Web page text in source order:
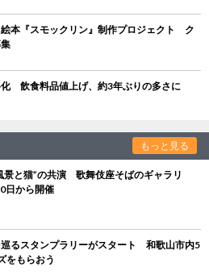
本『スモックリン』制作プロジェクト ク
化 飲食料品値上げ、約3年ぶりの多さに
もっと見る
景と猫”の共演 歌舞伎座そばのギャラリ
日から開催
るスタンプラリーがスタート 和歌山市内5
をもらおう